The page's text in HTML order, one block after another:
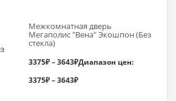
Межкомнатная дверь
Мегаполис "Вена" Экошпон (Без
стекла)
3375₽–3643₽Диапазон цен:
3375₽ – 3643₽